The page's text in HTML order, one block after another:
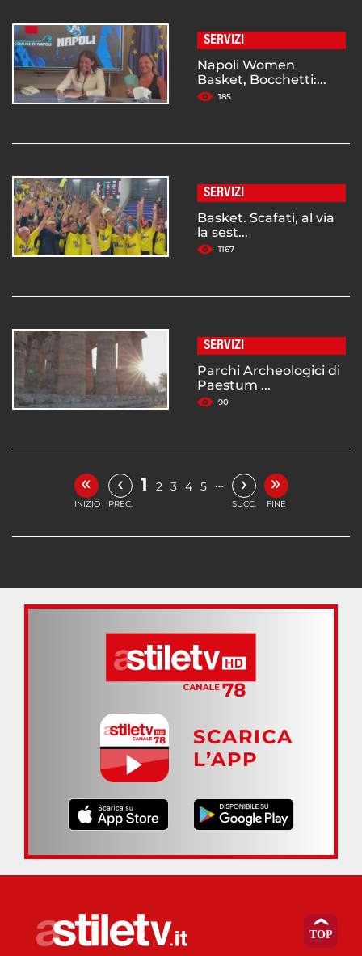
SERVIZI
Napoli Women
Basket, Bocchetti:...
185
SERVIZI
Basket. Scafati, al via
la sest...
1167
SERVIZI
Parchi Archeologici di
Paestum ...
90
«
INIZIO
‹
PREC.
1 2 3 4 5 … ›
SUCC.
»
FINE
SCARICA
L’APP